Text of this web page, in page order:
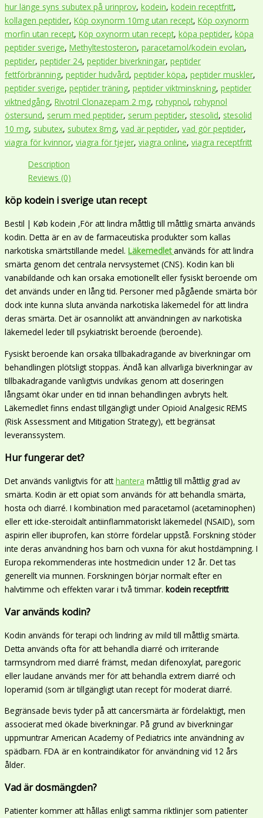
hur länge syns subutex på urinprov, kodein, kodein receptfritt,
kollagen peptider, Köp oxynorm 10mg utan recept, Köp oxynorm
morfin utan recept, Köp oxynorm utan recept, köpa peptider, köpa
peptider sverige, Methyltestosteron, paracetamol/kodein evolan,
peptider, peptider 24, peptider biverkningar, peptider
fettförbränning, peptider hudvård, peptider köpa, peptider muskler,
peptider sverige, peptider träning, peptider viktminskning, peptider
viktnedgång, Rivotril Clonazepam 2 mg, rohypnol, rohypnol
östersund, serum med peptider, serum peptider, stesolid, stesolid
10 mg, subutex, subutex 8mg, vad är peptider, vad gör peptider,
viagra för kvinnor, viagra för tjejer, viagra online, viagra receptfritt
Description
Reviews (0)
köp kodein i sverige utan recept
Bestil | Køb kodein ,För att lindra måttlig till måttlig smärta används
kodin. Detta är en av de farmaceutiska produkter som kallas
narkotiska smärtstillande medel. Läkemedletanvänds för att lindra
smärta genom det centrala nervsystemet (CNS). Kodin kan bli
vanabildande och kan orsaka emotionellt eller fysiskt beroende om
det används under en lång tid. Personer med pågående smärta bör
dock inte kunna sluta använda narkotiska läkemedel för att lindra
deras smärta. Det är osannolikt att användningen av narkotiska
läkemedel leder till psykiatriskt beroende (beroende).
Fysiskt beroende kan orsaka tillbakadragande av biverkningar om
behandlingen plötsligt stoppas. Ändå kan allvarliga biverkningar av
tillbakadragande vanligtvis undvikas genom att doseringen
långsamt ökar under en tid innan behandlingen avbryts helt.
Läkemedlet finns endast tillgängligt under Opioid Analgesic REMS
(Risk Assessment and Mitigation Strategy), ett begränsat
leveranssystem.
Hur fungerar det?
Det används vanligtvis för atthantera måttlig till måttlig grad av
smärta. Kodin är ett opiat som används för att behandla smärta,
hosta och diarré. I kombination med paracetamol (acetaminophen)
eller ett icke-steroidalt antiinflammatoriskt läkemedel (NSAID), som
aspirin eller ibuprofen, kan större fördelar uppstå. Forskning stöder
inte deras användning hos barn och vuxna för akut hostdämpning. I
Europa rekommenderas inte hostmedicin under 12 år. Det tas
generellt via munnen. Forskningen börjar normalt efter en
halvtimme och effekten varar i två timmar. kodein receptfritt
Var används kodin?
Kodin används för terapi och lindring av mild till måttlig smärta.
Detta används ofta för att behandla diarré och irriterande
tarmsyndrom med diarré främst, medan difenoxylat, paregoric
eller laudane används mer för att behandla extrem diarré och
loperamid (som är tillgängligt utan recept för moderat diarré.
Begränsade bevis tyder på att cancersmärta är fördelaktigt, men
associerat med ökade biverkningar. På grund av biverkningar
uppmuntrar American Academy of Pediatrics inte användning av
spädbarn. FDA är en kontraindikator för användning vid 12 års
ålder.
Vad är dosmängden?
Patienter kommer att hållas enligt samma riktlinjer som patienter